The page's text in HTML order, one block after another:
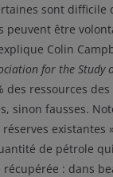
sont difficile
peuvent être
Colin
for the Study
des ressources des
sinon fausses.
existantes
de pétrole
: dans